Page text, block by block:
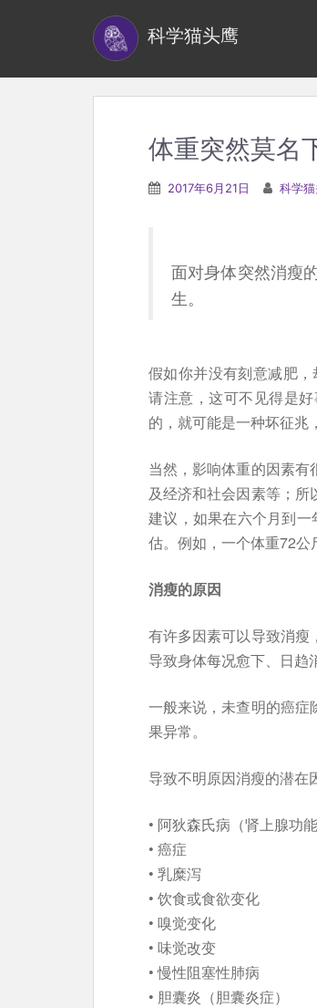
科学猫头鹰
体重突然莫名
2017年6月21日 科学
面对身体突然消瘦
生。
假如你并没有刻意减肥
请注意，这可不见得是
的，就可能是一种坏征兆
当然，影响体重的因素
及经济和社会因素等；
建议，如果在六个月到
估。例如，一个体重72公
消瘦的原因
有许多因素可以导致消瘦
导致身体每况愈下、日趋
一般来说，未查明的癌症
果异常。
导致不明原因消瘦的潜在
• 阿狄森氏病（肾上腺功能
• 癌症
• 乳糜泻
• 饮食或食欲变化
• 嗅觉变化
• 味觉改变
• 慢性阻塞性肺病
• 胆囊炎（胆囊炎症）